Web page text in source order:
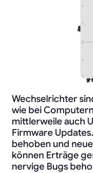
Wechselrichter
wie bei
mittlerweile auch
Firmware
behoben und
können Erträge
nervige Bugs